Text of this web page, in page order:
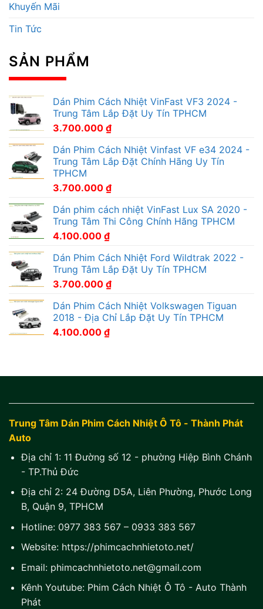
Khuyến Mãi
Tin Tức
SẢN PHẨM
Dán Phim Cách Nhiệt VinFast VF3 2024 -
Trung Tâm Lắp Đặt Uy Tín TPHCM
3.700.000 ₫
Dán Phim Cách Nhiệt Vinfast VF e34 2024 -
Trung Tâm Lắp Đặt Chính Hãng Uy Tín
TPHCM
3.700.000 ₫
Dán phim cách nhiệt VinFast Lux SA 2020 -
Trung Tâm Thi Công Chính Hãng TPHCM
4.100.000 ₫
Dán Phim Cách Nhiệt Ford Wildtrak 2022 -
Trung Tâm Lắp Đặt Uy Tín TPHCM
3.700.000 ₫
Dán Phim Cách Nhiệt Volkswagen Tiguan
2018 - Địa Chỉ Lắp Đặt Uy Tín TPHCM
4.100.000 ₫
Trung Tâm Dán Phim Cách Nhiệt Ô Tô - Thành Phát
Auto
Địa chỉ 1: 11 Đường số 12 - phường Hiệp Bình Chánh
- TP.Thủ Đức
Địa chỉ 2: 24 Đường D5A, Liên Phường, Phước Long
B, Quận 9, TPHCM
Hotline: 0977 383 567– 0933 383 567
Website: https://phimcachnhietoto.net/
Email: phimcachnhietoto.net@gmail.com
Kênh Youtube: Phim Cách Nhiệt Ô Tô - Auto Thành
Phát